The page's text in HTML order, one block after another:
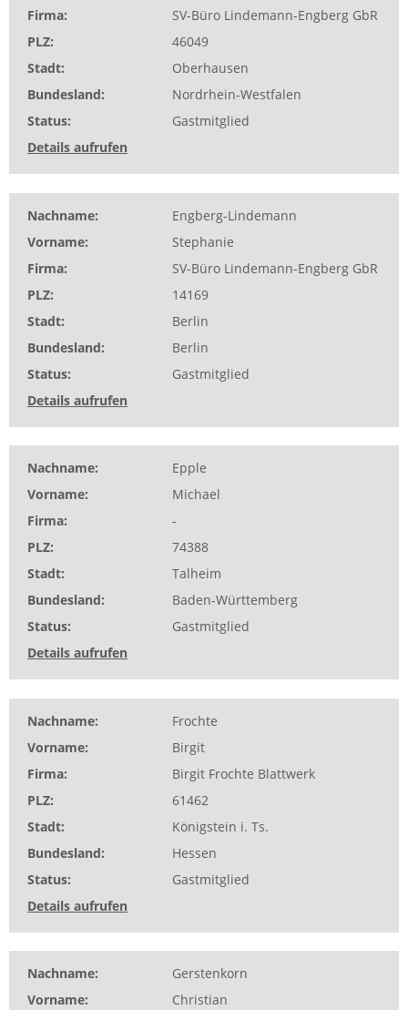
Firma
SV-Büro Lindemann-Engberg GbR
PLZ
46049
Stadt
Oberhausen
Bundesland
Nordrhein-Westfalen
Status
Gastmitglied
Details aufrufen
Nachname
Engberg-Lindemann
Vorname
Stephanie
Firma
SV-Büro Lindemann-Engberg GbR
PLZ
14169
Stadt
Berlin
Bundesland
Berlin
Status
Gastmitglied
Details aufrufen
Nachname
Epple
Vorname
Michael
Firma
-
PLZ
74388
Stadt
Talheim
Bundesland
Baden-Württemberg
Status
Gastmitglied
Details aufrufen
Nachname
Frochte
Vorname
Birgit
Firma
Birgit Frochte Blattwerk
PLZ
61462
Stadt
Königstein i. Ts.
Bundesland
Hessen
Status
Gastmitglied
Details aufrufen
Nachname
Gerstenkorn
Vorname
Christian